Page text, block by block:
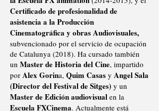
Certificado de profesionalidad de
asistencia a la Producción
Cinematográfica y obras Audiovisuales,
subvencionado por el servicio de ocupación
de Catalunya (2018). Ha cursado también
un Master de Historia del Cine, impartido
por Alex Gorina, Quim Casas y Angel Sala
(Director del Festival de Sitges) y un
Master de Edición audiovisual en la
Escuela FXCinema. Actualmente está